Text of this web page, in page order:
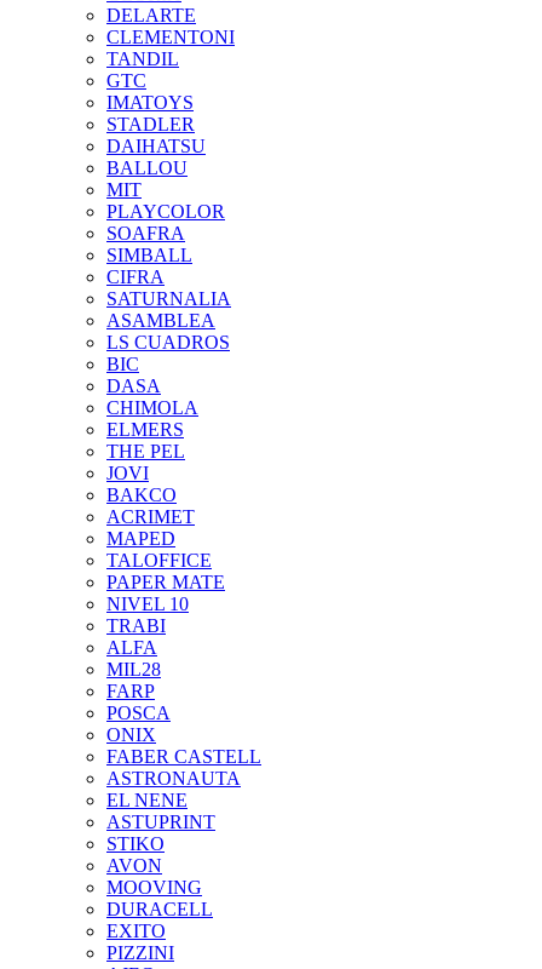
DELARTE
CLEMENTONI
TANDIL
GTC
IMATOYS
STADLER
DAIHATSU
BALLOU
MIT
PLAYCOLOR
SOAFRA
SIMBALL
CIFRA
SATURNALIA
ASAMBLEA
LS CUADROS
BIC
DASA
CHIMOLA
ELMERS
THE PEL
JOVI
BAKCO
ACRIMET
MAPED
TALOFFICE
PAPER MATE
NIVEL 10
TRABI
ALFA
MIL28
FARP
POSCA
ONIX
FABER CASTELL
ASTRONAUTA
EL NENE
ASTUPRINT
STIKO
AVON
MOOVING
DURACELL
EXITO
PIZZINI